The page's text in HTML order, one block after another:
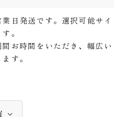
日発送です。選択可能サイ
。
お時間をいただき、幅広い
す。